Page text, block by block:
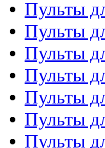
Пульты
Пульты
Пульты
Пульты
Пульты
Пульты
Пульты